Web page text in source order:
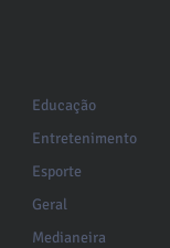
Educação
Entretenimento
Esporte
Geral
Medianeira